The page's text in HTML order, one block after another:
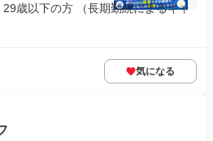
歳以下の方 （長期勤続によるキャ
気になる